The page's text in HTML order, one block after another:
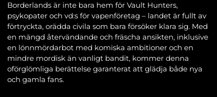
Borderlands är inte bara hem för Vault Hunters,
psykopater och vd:s för vapenföretag – landet är fullt av
förtryckta, orädda civila som bara försöker klara sig. Med
en mängd återvändande och fräscha ansikten, inklusive
en lönnmördarbot med komiska ambitioner och en
mindre mordisk än vanligt bandit, kommer denna
oförglömliga berättelse garanterat att glädja både nya
och gamla fans.